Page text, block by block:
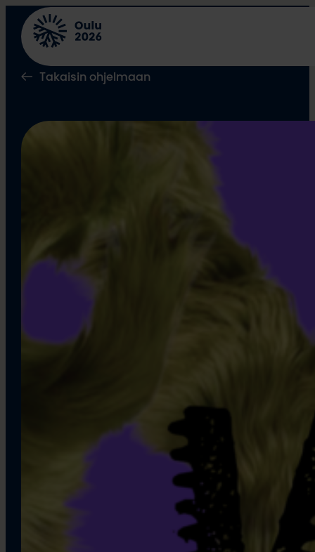
Siirry
sisältöön
Takaisin ohjelmaan